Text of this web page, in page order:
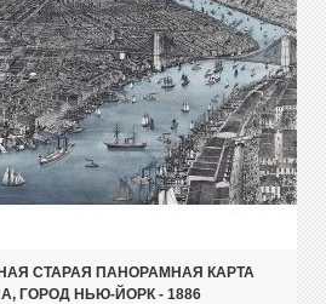
СТАРАЯ ПАНОРАМНАЯ КАРТА
ГОРОД НЬЮ-ЙОРК - 1886